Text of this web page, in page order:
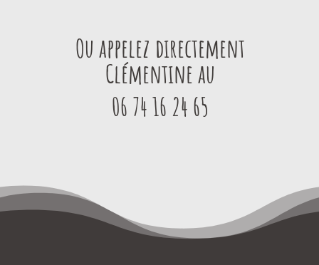
Ou appelez directement
Clémentine au
06 74 16 24 65